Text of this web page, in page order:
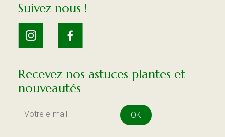
Suivez nous !
Recevez nos astuces plantes et
nouveautés
OK